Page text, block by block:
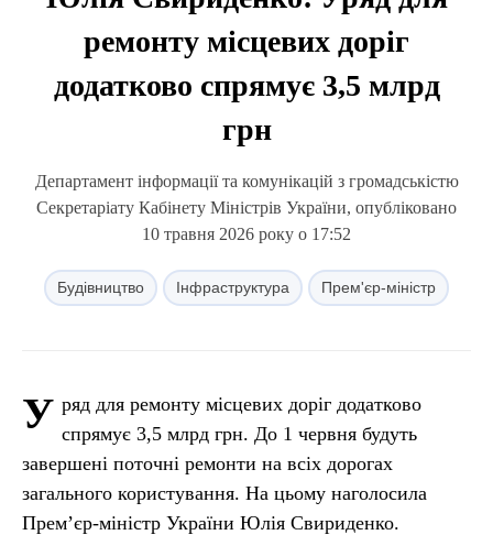
ремонту місцевих доріг
додатково спрямує 3,5 млрд
грн
Департамент інформації та комунікацій з громадськістю
Секретаріату Кабінету Міністрів України, опубліковано
10 травня 2026 року о 17:52
Будівництво Інфраструктура Прем'єр-міністр
У ряд для ремонту місцевих доріг додатково
спрямує 3,5 млрд грн. До 1 червня будуть
завершені поточні ремонти на всіх дорогах
загального користування. На цьому наголосила
Прем’єр-міністр України Юлія Свириденко.